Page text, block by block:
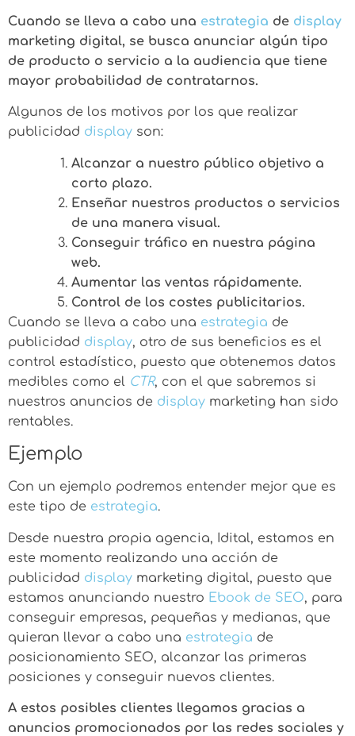
Cuando se lleva a cabo una estrategia de display
marketing digital, se busca anunciar algún tipo
de producto o servicio a la audiencia que tiene
mayor probabilidad de contratarnos.
Algunos de los motivos por los que realizar
publicidad display son:
Alcanzar a nuestro público objetivo a
corto plazo.
Enseñar nuestros productos o servicios
de una manera visual.
Conseguir tráfico en nuestra página
web.
Aumentar las ventas rápidamente.
Control de los costes publicitarios.
Cuando se lleva a cabo una estrategia de
publicidad display, otro de sus beneficios es el
control estadístico, puesto que obtenemos datos
medibles como el CTR, con el que sabremos si
nuestros anuncios de display marketing han sido
rentables.
Ejemplo
Con un ejemplo podremos entender mejor que es
este tipo de estrategia.
Desde nuestra propia agencia, Idital, estamos en
este momento realizando una acción de
publicidad display marketing digital, puesto que
estamos anunciando nuestro Ebook de SEO, para
conseguir empresas, pequeñas y medianas, que
quieran llevar a cabo una estrategia de
posicionamiento SEO, alcanzar las primeras
posiciones y conseguir nuevos clientes.
A estos posibles clientes llegamos gracias a
anuncios promocionados por las redes sociales y